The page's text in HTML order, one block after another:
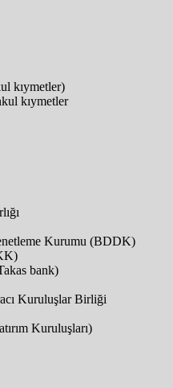
kıymetler)
kıymetler
Kurumu (BDDK)
bank)
Kuruluşlar Birliği
Kuruluşları)